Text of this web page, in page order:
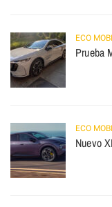
ECO
Prueba
ECO
Nuevo